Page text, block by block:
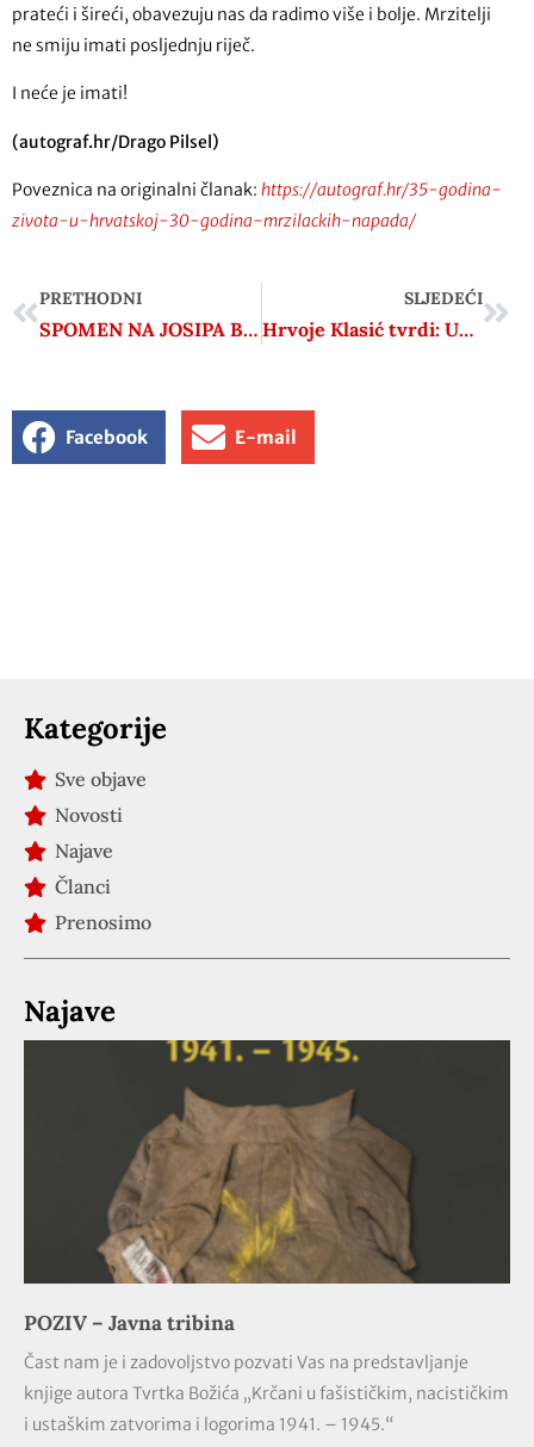
prateći i šireći, obavezuju nas da radimo više i bolje. Mrzitelji
ne smiju imati posljednju riječ.
I neće je imati!
(autograf.hr/Drago Pilsel)
Poveznica na originalni članak: https://autograf.hr/35-godina-
zivota-u-hrvatskoj-30-godina-mrzilackih-napada/
PRETHODNI
SPOMEN NA JOSIPA BROZA TITA – NAJVEĆEG SINA S OVIH PROSTORA
SLJEDEĆI
Hrvoje Klasić tvrdi: Udovice ubijenih četnika imale su pravo na mirovinu u Pavelićevoj NDH
Facebook E-mail
Kategorije
Sve objave
Novosti
Najave
Članci
Prenosimo
Najave
POZIV – Javna tribina
Čast nam je i zadovoljstvo pozvati Vas na predstavljanje
knjige autora Tvrtka Božića „Krčani u fašističkim, nacističkim
i ustaškim zatvorima i logorima 1941. – 1945.“